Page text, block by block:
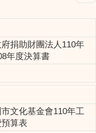
捐助財團法人110年
年度決算書
文化基金會110年工
算表